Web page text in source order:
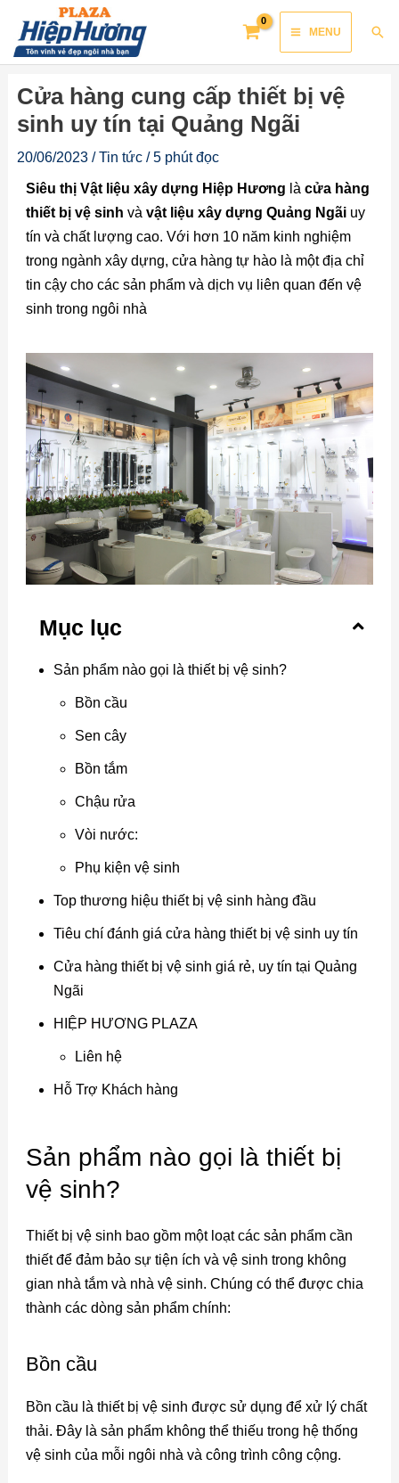
content
Main
Menu
MENU
Cửa hàng cung cấp thiết bị vệ
sinh uy tín tại Quảng Ngãi
20/06/2023 /Tin tức/5 phút đọc
Siêu thị Vật liệu xây dựng Hiệp Hương là cửa hàng
thiết bị vệ sinh và vật liệu xây dựng Quảng Ngãi uy
tín và chất lượng cao. Với hơn 10 năm kinh nghiệm
trong ngành xây dựng, cửa hàng tự hào là một địa chỉ
tin cậy cho các sản phẩm và dịch vụ liên quan đến vệ
sinh trong ngôi nhà
Mục lục
Sản phẩm nào gọi là thiết bị vệ sinh?
Bồn cầu
Sen cây
Bồn tắm
Chậu rửa
Vòi nước:
Phụ kiện vệ sinh
Top thương hiệu thiết bị vệ sinh hàng đầu
Tiêu chí đánh giá cửa hàng thiết bị vệ sinh uy tín
Cửa hàng thiết bị vệ sinh giá rẻ, uy tín tại Quảng
Ngãi
HIỆP HƯƠNG PLAZA
Liên hệ
Hỗ Trợ Khách hàng
Sản phẩm nào gọi là thiết bị
vệ sinh?
Thiết bị vệ sinh bao gồm một loạt các sản phẩm cần
thiết để đảm bảo sự tiện ích và vệ sinh trong không
gian nhà tắm và nhà vệ sinh. Chúng có thể được chia
thành các dòng sản phẩm chính:
Bồn cầu
Bồn cầu là thiết bị vệ sinh được sử dụng để xử lý chất
thải. Đây là sản phẩm không thể thiếu trong hệ thống
vệ sinh của mỗi ngôi nhà và công trình công cộng.